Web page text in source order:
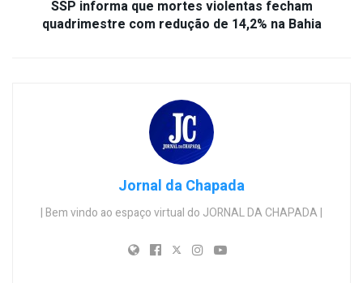
SSP informa que mortes violentas fecham
quadrimestre com redução de 14,2% na Bahia
Jornal da Chapada
| Bem vindo ao espaço virtual do JORNAL DA CHAPADA |